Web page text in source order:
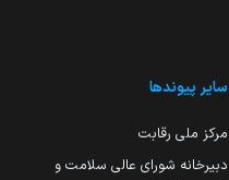
سایر پیوندها
مرکز ملی رقابت
دبیرخانه شورای عالی سلامت و